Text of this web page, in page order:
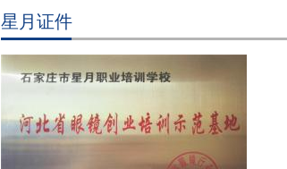
星月证件